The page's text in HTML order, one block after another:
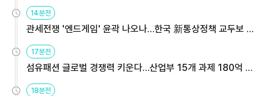
14분전
관세전쟁 '엔드게임' 윤곽 나오나…한국 新통상정책 교두보 활
용해야
17분전
섬유패션 글로벌 경쟁력 키운다…산업부 15개 과제 180억 지
원
18분전